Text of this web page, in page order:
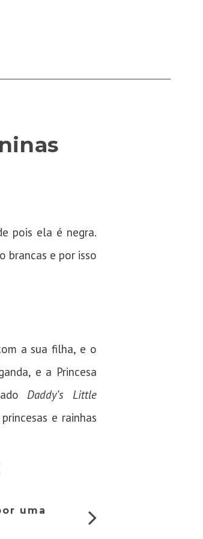
pois ela é negra.
brancas e por isso
a sua filha, e o
e a Princesa
Daddy’s Little
e rainhas
uma